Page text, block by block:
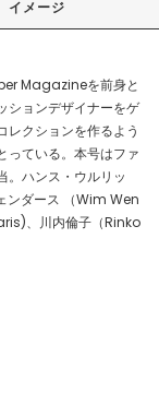
イメージ
Magazineを前身と
ションデザイナーをゲ
レクションを作るよう
っている。本号はファ
。ハンス・ウルリッ
ンダース （Wim Wen
、川内倫子（Rinko